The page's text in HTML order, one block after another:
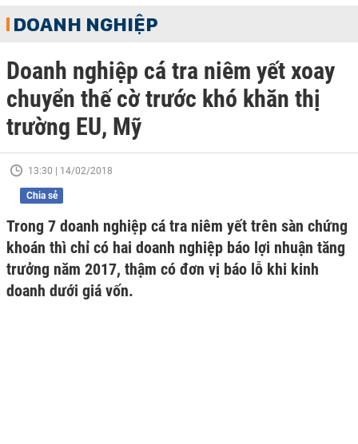
DOANH NGHIỆP
Doanh nghiệp cá tra niêm yết xoay
chuyển thế cờ trước khó khăn thị
trường EU, Mỹ
13:30 | 14/02/2018
Chia sẻ
Trong 7 doanh nghiệp cá tra niêm yết trên sàn chứng
khoán thì chỉ có hai doanh nghiệp báo lợi nhuận tăng
trưởng năm 2017, thậm có đơn vị báo lỗ khi kinh
doanh dưới giá vốn.